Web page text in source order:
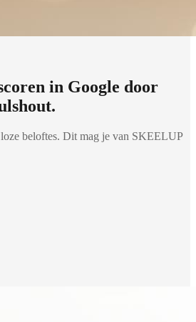
in Google door
.
beloftes. Dit mag je van SKEELUP